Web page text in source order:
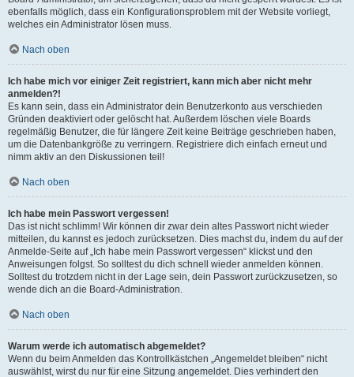
ebenfalls möglich, dass ein Konfigurationsproblem mit der Website vorliegt,
welches ein Administrator lösen muss.
Nach oben
Ich habe mich vor einiger Zeit registriert, kann mich aber nicht mehr
anmelden?!
Es kann sein, dass ein Administrator dein Benutzerkonto aus verschieden
Gründen deaktiviert oder gelöscht hat. Außerdem löschen viele Boards
regelmäßig Benutzer, die für längere Zeit keine Beiträge geschrieben haben,
um die Datenbankgröße zu verringern. Registriere dich einfach erneut und
nimm aktiv an den Diskussionen teil!
Nach oben
Ich habe mein Passwort vergessen!
Das ist nicht schlimm! Wir können dir zwar dein altes Passwort nicht wieder
mitteilen, du kannst es jedoch zurücksetzen. Dies machst du, indem du auf der
Anmelde-Seite auf „Ich habe mein Passwort vergessen“ klickst und den
Anweisungen folgst. So solltest du dich schnell wieder anmelden können.
Solltest du trotzdem nicht in der Lage sein, dein Passwort zurückzusetzen, so
wende dich an die Board-Administration.
Nach oben
Warum werde ich automatisch abgemeldet?
Wenn du beim Anmelden das Kontrollkästchen „Angemeldet bleiben“ nicht
auswählst, wirst du nur für eine Sitzung angemeldet. Dies verhindert den